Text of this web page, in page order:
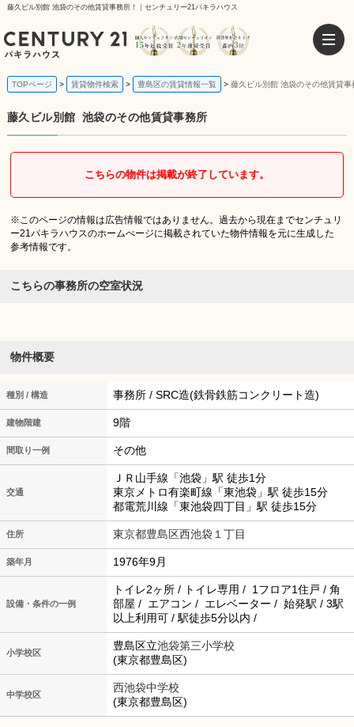
藤久ビル別館 池袋のその他賃貸事務所！｜センチュリー21パキラハウス
TOPページ 賃貸物件検索 豊島区の賃貸情報一覧 藤久ビル別館 池袋のその他賃貸事
藤久ビル別館 池袋のその他賃貸事務所
こちらの物件は掲載が終了しています。
※このページの情報は広告情報ではありません。過去から現在までセンチュリ
ー21パキラハウスのホームぺージに掲載されていた物件情報を元に生成した
参考情報です。
こちらの事務所の空室状況
物件概要
種別 / 構造 事務所 / SRC造(鉄骨鉄筋コンクリート造)
建物階建 9階
間取り一例 その他
交通
ＪＲ山手線「池袋」駅 徒歩1分
東京メトロ有楽町線「東池袋」駅 徒歩15分
都電荒川線「東池袋四丁目」駅 徒歩15分
住所 東京都豊島区西池袋１丁目
築年月 1976年9月
設備・条件の一例
トイレ2ヶ所 / トイレ専用 / 1フロア1住戸 / 角
部屋 / エアコン / エレベーター / 始発駅 / 3駅
以上利用可 / 駅徒歩5分以内 /
小学校区
豊島区立池袋第三小学校
(東京都豊島区)
中学校区
西池袋中学校
(東京都豊島区)